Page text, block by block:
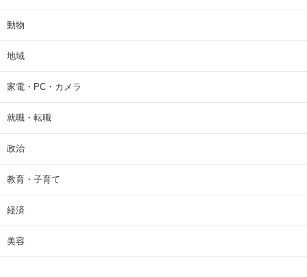
動物
地域
家電・PC・カメラ
就職・転職
政治
教育・子育て
経済
美容